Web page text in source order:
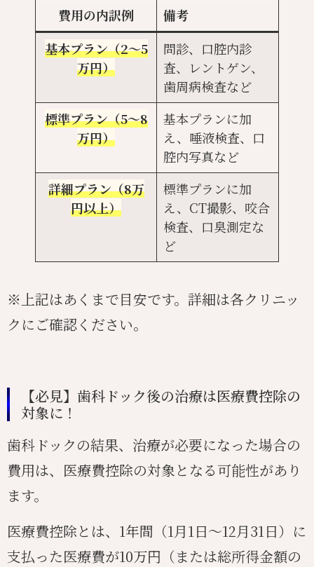
費用の内訳例
備考
基本プラン（2〜5
万円）
問診、口腔内診
査、レントゲン、
歯周病検査など
標準プラン（5〜8
万円）
基本プランに加
え、唾液検査、口
腔内写真など
詳細プラン（8万
円以上）
標準プランに加
え、CT撮影、咬合
検査、口臭測定な
ど
※上記はあくまで目安です。詳細は各クリニッ
クにご確認ください。
【必見】歯科ドック後の治療は医療費控除の
対象に！
歯科ドックの結果、治療が必要になった場合の
費用は、医療費控除の対象となる可能性があり
ます。
医療費控除とは、1年間（1月1日〜12月31日）に
支払った医療費が10万円（または総所得金額の